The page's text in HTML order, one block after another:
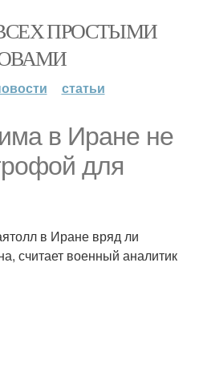
ПРОСТЫМИ
статьи
в Иране не
для
в Иране вряд ли
считает военный аналитик